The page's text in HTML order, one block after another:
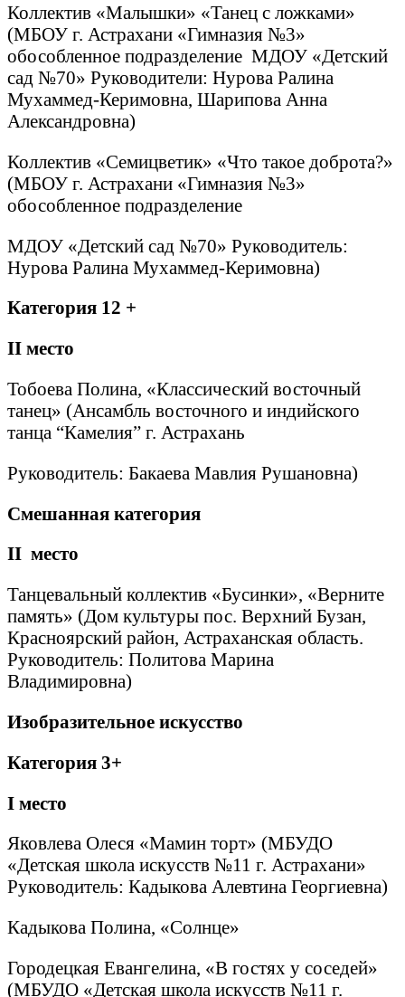
Коллектив «Малышки» «Танец с ложками»
(МБОУ г. Астрахани «Гимназия №3»
обособленное подразделение МДОУ «Детский
сад №70» Руководители: Нурова Ралина
Мухаммед-Керимовна, Шарипова Анна
Александровна)
Коллектив «Семицветик» «Что такое доброта?»
(МБОУ г. Астрахани «Гимназия №3»
обособленное подразделение
МДОУ «Детский сад №70» Руководитель:
Нурова Ралина Мухаммед-Керимовна)
Категория 12 +
II место
Тобоева Полина, «Классический восточный
танец» (Ансамбль восточного и индийского
танца “Камелия” г. Астрахань
Руководитель: Бакаева Мавлия Рушановна)
Смешанная категория
II место
Танцевальный коллектив «Бусинки», «Верните
память» (Дом культуры пос. Верхний Бузан,
Красноярский район, Астраханская область.
Руководитель: Политова Марина
Владимировна)
Изобразительное искусство
Категория 3+
I место
Яковлева Олеся «Мамин торт» (МБУДО
«Детская школа искусств №11 г. Астрахани»
Руководитель: Кадыкова Алевтина Георгиевна)
Кадыкова Полина, «Солнце»
Городецкая Евангелина, «В гостях у соседей»
(МБУДО «Детская школа искусств №11 г.